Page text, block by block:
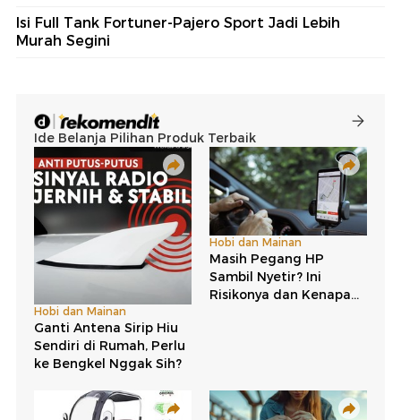
Isi Full Tank Fortuner-Pajero Sport Jadi Lebih
Murah Segini